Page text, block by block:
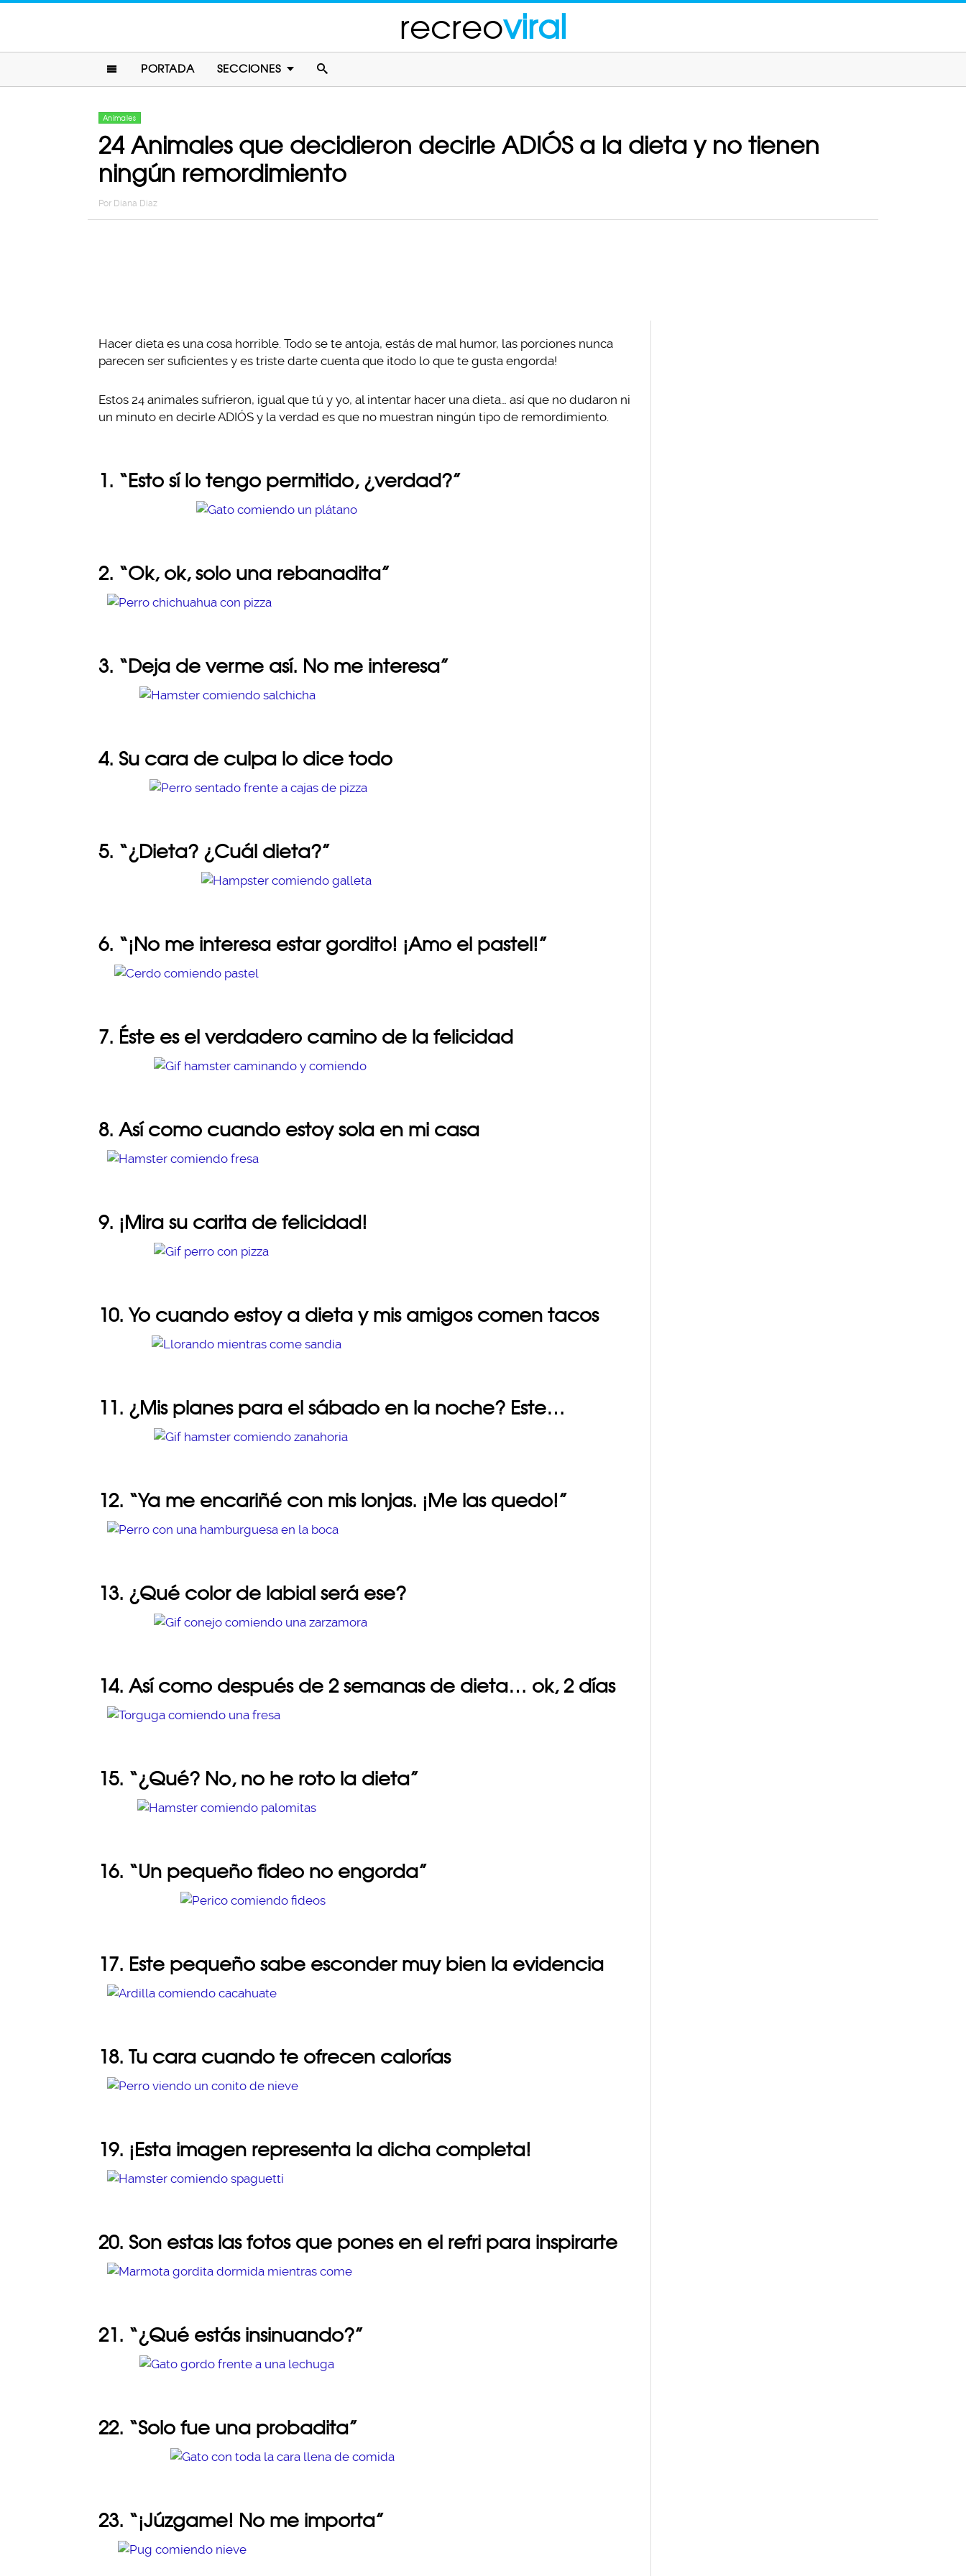
recreoviral
PORTADA SECCIONES
Animales
24 Animales que decidieron decirle ADIÓS a la dieta y no tienen
ningún remordimiento
Por Diana Diaz
Hacer dieta es una cosa horrible. Todo se te antoja, estás de mal humor, las porciones nunca
parecen ser suficientes y es triste darte cuenta que ¡todo lo que te gusta engorda!
Estos 24 animales sufrieron, igual que tú y yo, al intentar hacer una dieta… así que no dudaron ni
un minuto en decirle ADIÓS y la verdad es que no muestran ningún tipo de remordimiento.
1. “Esto sí lo tengo permitido, ¿verdad?”
2. “Ok, ok, solo una rebanadita”
3. “Deja de verme así. No me interesa”
4. Su cara de culpa lo dice todo
5. “¿Dieta? ¿Cuál dieta?”
6. “¡No me interesa estar gordito! ¡Amo el pastel!”
7. Éste es el verdadero camino de la felicidad
8. Así como cuando estoy sola en mi casa
9. ¡Mira su carita de felicidad!
10. Yo cuando estoy a dieta y mis amigos comen tacos
11. ¿Mis planes para el sábado en la noche? Este…
12. “Ya me encariñé con mis lonjas. ¡Me las quedo!”
13. ¿Qué color de labial será ese?
14. Así como después de 2 semanas de dieta… ok, 2 días
15. “¿Qué? No, no he roto la dieta”
16. “Un pequeño fideo no engorda”
17. Este pequeño sabe esconder muy bien la evidencia
18. Tu cara cuando te ofrecen calorías
19. ¡Esta imagen representa la dicha completa!
20. Son estas las fotos que pones en el refri para inspirarte
21. “¿Qué estás insinuando?”
22. “Solo fue una probadita”
23. “¡Júzgame! No me importa”